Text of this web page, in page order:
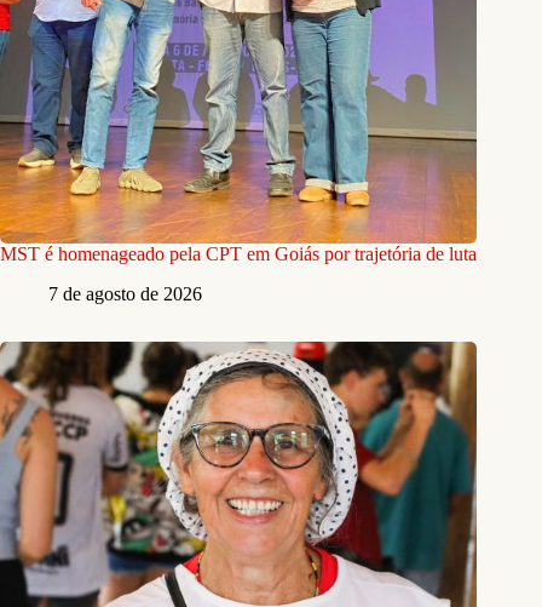
MST é homenageado pela CPT em Goiás por trajetória de luta
7 de agosto de 2026